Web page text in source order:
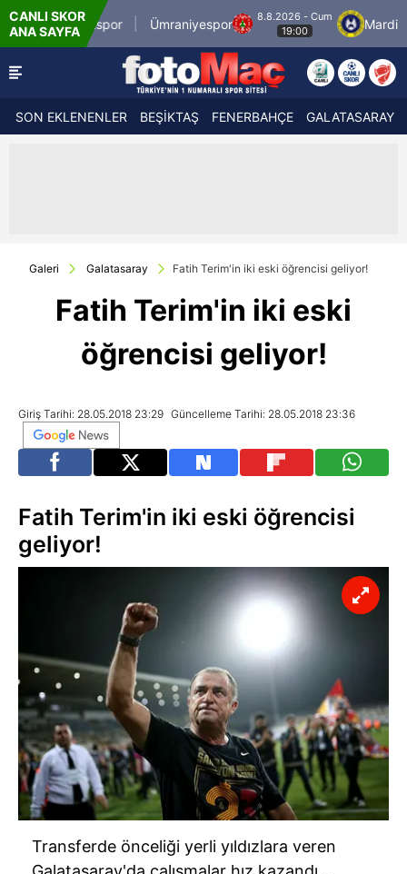
CANLI SKOR
ANA SAYFA
İstanbulspor Ümraniyespor
8.8.2026 - Cum
19:00
Mardin
SON EKLENENLER BEŞİKTAŞ FENERBAHÇE GALATASARAY
Galeri Galatasaray Fatih Terim'in iki eski öğrencisi geliyor!
Fatih Terim'in iki eski
öğrencisi geliyor!
Giriş Tarihi: 28.05.2018 23:29 Güncelleme Tarihi: 28.05.2018 23:36
Fatih Terim'in iki eski öğrencisi
geliyor!
Transferde önceliği yerli yıldızlara veren